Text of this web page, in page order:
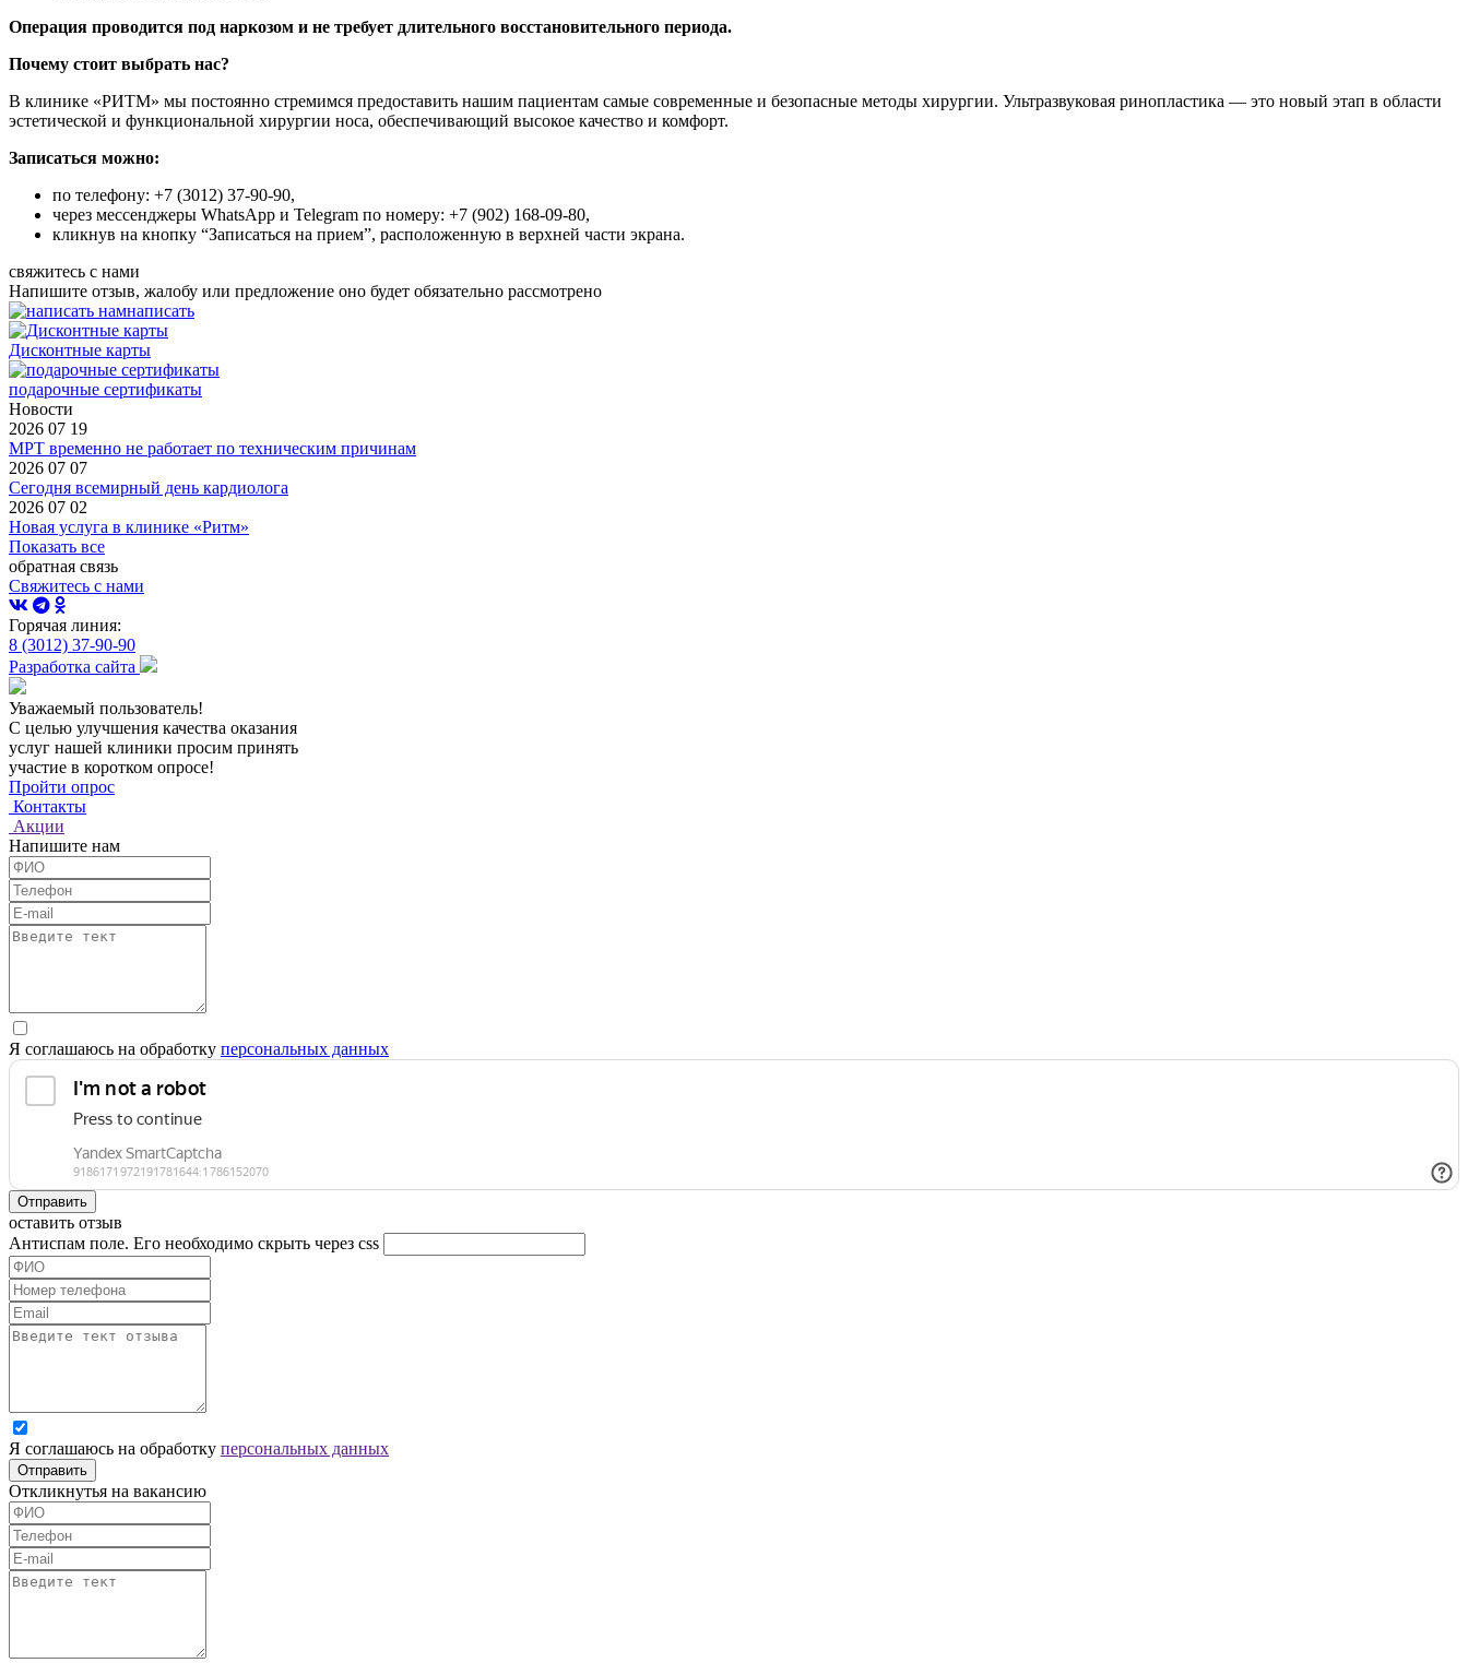
Операция проводится под наркозом и не требует длительного восстановительного периода.
Почему стоит выбрать нас?
В клинике «РИТМ» мы постоянно стремимся предоставить нашим пациентам самые современные и безопасные методы хирургии. Ультразвуковая ринопластика — это новый этап в области
эстетической и функциональной хирургии носа, обеспечивающий высокое качество и комфорт.
Записаться можно:
по телефону: +7 (3012) 37-90-90,
через мессенджеры WhatsApp и Telegram по номеру: +7 (902) 168-09-80,
кликнув на кнопку “Записаться на прием”, расположенную в верхней части экрана.
свяжитесь с нами
Напишите отзыв, жалобу или предложение оно будет обязательно рассмотрено
написать
Дисконтные карты
подарочные сертификаты
Новости
2026 07 19
МРТ временно не работает по техническим причинам
2026 07 07
Сегодня всемирный день кардиолога
2026 07 02
Новая услуга в клинике «Ритм»
Показать все
обратная связь
Свяжитесь с нами
Горячая линия:
8 (3012) 37-90-90
Разработка сайта
Уважаемый пользователь!
С целью улучшения качества оказания
услуг нашей клиники просим принять
участие в коротком опросе!
Пройти опрос
Контакты
Акции
Напишите нам
Я соглашаюсь на обработку персональных данных
Отправить
оставить отзыв
Антиспам поле. Его необходимо скрыть через css
Я соглашаюсь на обработку персональных данных
Отправить
Откликнутья на вакансию